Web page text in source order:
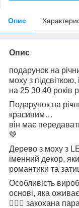
Опис
Опис
подарунок на
моху з
на 25 30 40 років
Подарунок на
красивим…
він має
💚
Дерево з моху з
іменний декор,
романтики та
Особливість
основі, яка оживає
👩‍❤️‍👨 закохана пара